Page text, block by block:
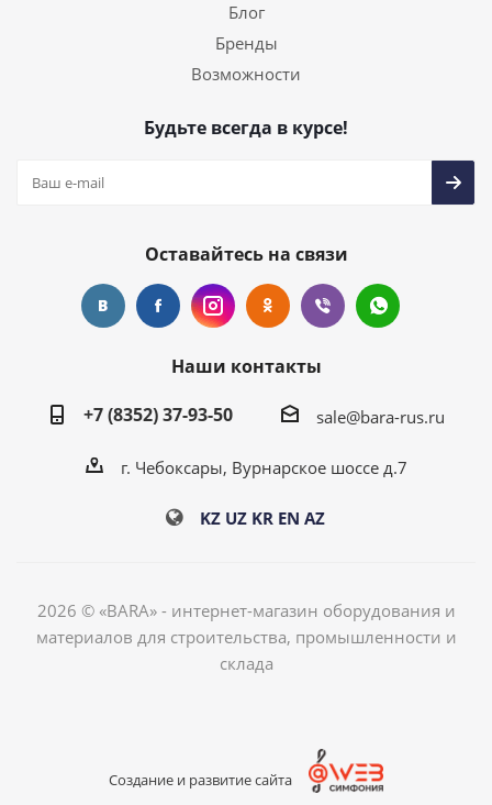
Блог
Бренды
Возможности
Будьте всегда в курсе!
Оставайтесь на связи
Наши контакты
+7 (8352) 37-93-50
sale@bara-rus.ru
г. Чебоксары, Вурнарское шоссе д.7
KZ UZ KR EN AZ
2026 © «BARA» - интернет-магазин оборудования и
материалов для строительства, промышленности и
склада
Создание и развитие сайта